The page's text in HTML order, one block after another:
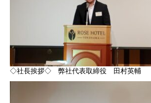
よこはまグッドバランス企業
横浜グランドスラム企業
RECRUIT
◇社長挨拶◇ 弊社代表取締役 田村英輔